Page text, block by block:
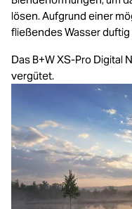
lösen. Aufgrund einer
fließendes Wasser
Das B+W XS-Pro Digital
vergütet.